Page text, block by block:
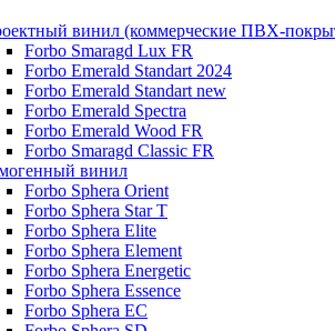
винил (коммерческие ПВХ-
Forbo Smaragd Lux FR
Forbo Emerald Standart 2024
Forbo Emerald Standart new
Forbo Emerald Spectra
Forbo Emerald Wood FR
Forbo Smaragd Classic FR
винил
Forbo Sphera Orient
Forbo Sphera Star T
Forbo Sphera Elite
Forbo Sphera Element
Forbo Sphera Energetic
Forbo Sphera Essence
Forbo Sphera EC